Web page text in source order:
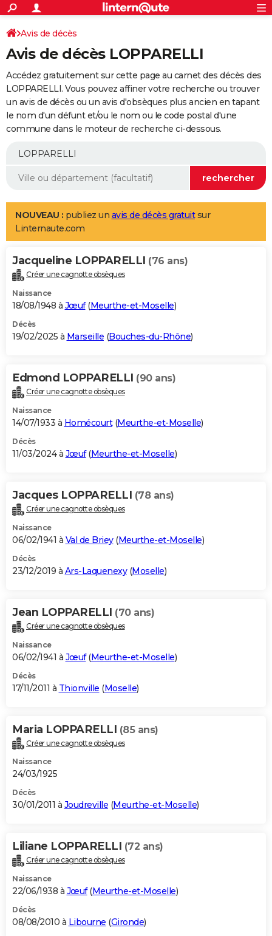
ACTUALITÉS
Politique
Société
Faits Divers
Education
Monde
Villes
+
SPORT
Coupe du monde 2026
Football
Tennis
Cyclisme
Rugby
Forum
Programme TV
TNTStreaming
Cinéma
Sorties cinéma
Musique
+
FINANCE
Impôts
Immobilier
Risques naturels par ville
Banque
Assurance
Crédit
AUTO
Essais
Réserver un essai
Citadines
Berlines
SUV
Forum auto
+
Mobiles
Meilleur smartphone
Internet
Ordinateurs
Jeux vidéo
Guide high-tech
Aménagement intérieur
LIFESTYLE
Art de vivre
Bien-être
Loisirs
Mode
Modes de vie
Alimentation
Guide de la santé
Maladies
Médicaments
Sommeil
VOYAGE
Destinations
City break
Voyage nature
Voyage de noces
Forum
Climat
+PHOTO
GUIDES D'ACHAT
BONS PLANS
Carte de Noël
Carte Bonne année
Carte Saint-Valentin
Carte Pâques
Carte d'anniversaire
DICTIONNAIRE
Dictionnaire
Biographies
Citations
Expressions
Proverbes
PROGRAMME TV
S'inscrire
Se connecter
Lycées
Collèges
Primaires
Universités
Entreprises
Service militaire
Avis de recherche
AVIS DE DÉCÈS
Bricolage
Lifestyle
Culture
Sport
Auto
Television
Voyage
Cinema
Avis de décès
Avis de décès LOPPARELLI
Accédez gratuitement sur cette page au carnet des décès des
LOPPARELLI. Vous pouvez affiner votre recherche ou trouver
un avis de décès ou un avis d'obsèques plus ancien en tapant
le nom d'un défunt et/ou le nom ou le code postal d'une
commune dans le moteur de recherche ci-dessous.
NOUVEAU : publiez un avis de décès gratuitsur
Linternaute.com
Jacqueline LOPPARELLI (76 ans)
Créer une cagnotte obsèques
Naissance
18/08/1948 à Jœuf(Meurthe-et-Moselle)
Décès
19/02/2025 à Marseille (Bouches-du-Rhône)
Edmond LOPPARELLI (90 ans)
Créer une cagnotte obsèques
Naissance
14/07/1933 à Homécourt(Meurthe-et-Moselle)
Décès
11/03/2024 à Jœuf(Meurthe-et-Moselle)
Jacques LOPPARELLI (78 ans)
Créer une cagnotte obsèques
Naissance
06/02/1941 à Val de Briey(Meurthe-et-Moselle)
Décès
23/12/2019 à Ars-Laquenexy(Moselle)
Jean LOPPARELLI (70 ans)
Créer une cagnotte obsèques
Naissance
06/02/1941 à Jœuf(Meurthe-et-Moselle)
Décès
17/11/2011 à Thionville (Moselle)
Maria LOPPARELLI (85 ans)
Créer une cagnotte obsèques
Naissance
24/03/1925
Décès
30/01/2011 à Joudreville (Meurthe-et-Moselle)
Liliane LOPPARELLI (72 ans)
Créer une cagnotte obsèques
Naissance
22/06/1938 à Jœuf(Meurthe-et-Moselle)
Décès
08/08/2010 à Libourne (Gironde)